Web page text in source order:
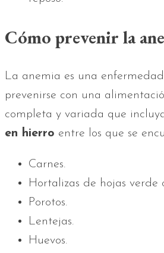
Cómo prevenir la
La anemia es una
prevenirse con una
completa y variada que
en hierro entre los que se
Carnes.
Hortalizas de hojas verde
Porotos.
Lentejas.
Huevos.